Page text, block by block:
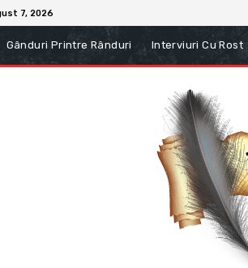
7, 2026
Gânduri Printre Rânduri Interviuri Cu Rost